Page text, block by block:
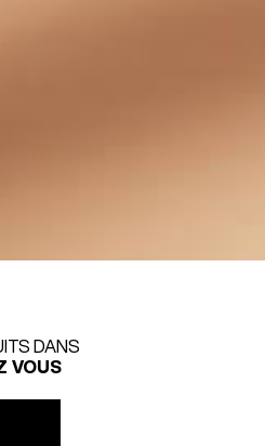
DANS
VOUS